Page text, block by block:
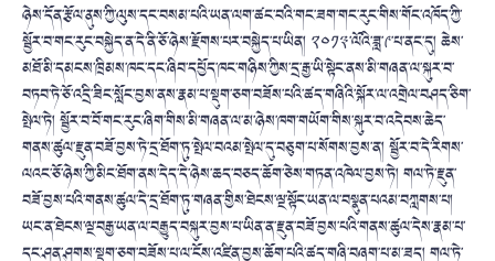
ཉེས་དོན་རྩོལ་ནུས་ཀྱི་ལུས་དང་བསམ་པའི་ཡན་ལག་ཚང་བའི་གང་ཟག་གང་རུང་གིས་གོང་འཁོད་ཀྱི་
སྦྱོར་བ་གང་རུང་བསྐྱེད་ན་དེ་ནི་ཅོ་ཉེས་རྫོགས་པར་བསྐྱེད་པ་ཡིན། ༢༠༡༣་ལོའི་ཟླ་༩་པ་ནང་དུ། ཆེས་
མཐོ་མི་དམངས་ཁྲིམས་ཁང་དང་ཞིབ་དཔྱོད་ཁང་གཉིས་ཀྱིས་དྲ་རྒྱ་ཡི་སྟེང་ནས་མི་གཞན་ལ་སྐུར་བ་
བཏབ་ཏེ་ཅོ་འདྲི་ཟིང་སློང་བྱས་ནས་རྣམ་པ་སྡུག་ཅག་བཟོས་པའི་ཚད་གཞིའི་སྐོར་ལ་འགྲེལ་བཤད་ཅིག་
སྤེལ་ཏེ། སྦྱོར་བ་བོ་གང་རུང་ཞིག་གིས་མི་གཞན་ལ་མ་ཉེས་ཁག་གཡོག་གིས་སྐུར་བ་འདེབས་ཆེད་
གནས་ཚུལ་རྫུན་བཟོ་བྱས་ཏེ་དྲ་ཐོག་ཏུ་སྤེལ་བའམ་སྤེལ་དུ་བཅུག་པ་སོགས་བྱས་ན། སྦྱོར་བ་དེ་རིགས་
ལའང་ཅོ་ཉེས་ཀྱི་མིང་ཐོག་ནས་དེད་དེ་ཉེས་ཆད་བཅད་ཆོག་ཅེས་གཏན་འཁེལ་བྱས་ཏེ། གལ་ཏེ་རྫུན་
བཟོ་བྱས་པའི་གནས་ཚུལ་དེ་དྲ་ཐོག་ཏུ་གཞན་གྱིས་ཐེངས་ལྔ་སྟོང་ཡན་ལ་བསྣུན་པའམ་བཀླགས་པ།
ཡང་ན་ཐེངས་ལྔ་བརྒྱ་ཡན་ལ་བརྒྱུད་བསྐུར་བྱས་པ་ཡིན་ན་རྫུན་བཟོ་བྱས་པའི་གནས་ཚུལ་དེས་རྣམ་པ་
དང་ཤན་ཤུགས་སྡུག་ཅག་བཟོས་པ་ལ་ངོས་འཛིན་བྱས་ཆོག་པའི་ཚད་གཞི་བཞག་པ་མ་ཟད། གལ་ཏེ་